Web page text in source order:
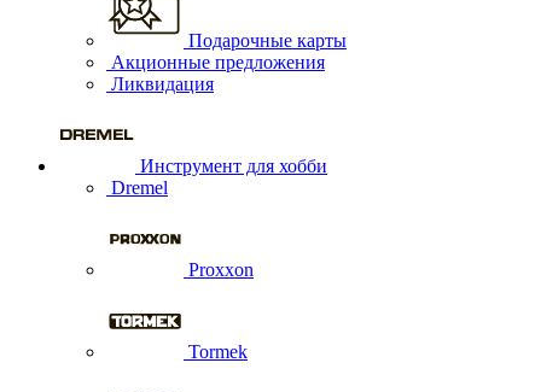
Подарочные карты
Акционные предложения
Ликвидация
Инструмент для хобби
Dremel
Proxxon
Tormek